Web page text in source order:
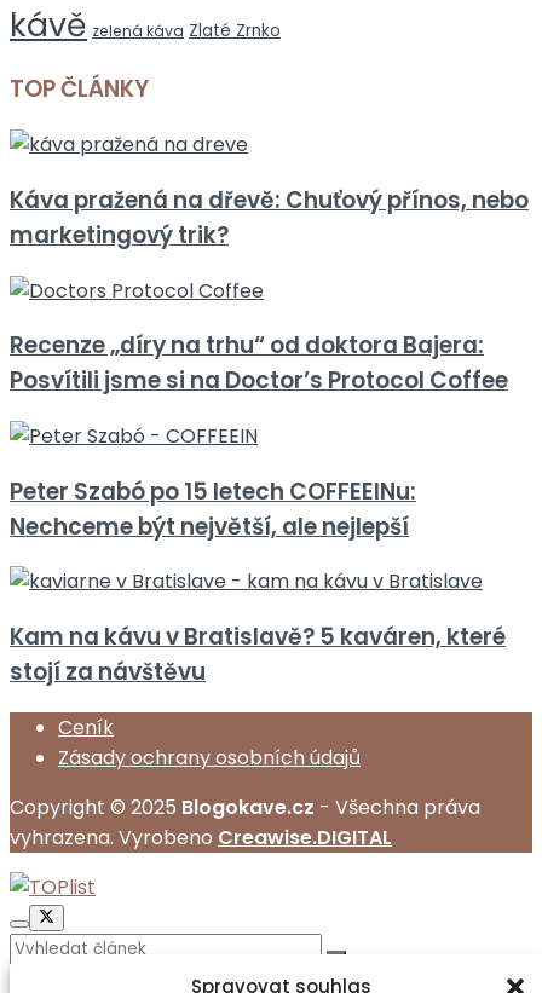
Spravovat souhlas
kávě zelená káva Zlaté Zrnko
TOP ČLÁNKY
Káva pražená na dřevě: Chuťový přínos, nebo
marketingový trik?
Recenze „díry na trhu“ od doktora Bajera:
Posvítili jsme si na Doctor’s Protocol Coffee
Peter Szabó po 15 letech COFFEEINu:
Nechceme být největší, ale nejlepší
Kam na kávu v Bratislavě? 5 kaváren, které
stojí za návštěvu
Ceník
Zásady ochrany osobních údajů
Copyright © 2025 Blogokave.cz - Všechna práva
vyhrazena. Vyrobeno Creawise.DIGITAL